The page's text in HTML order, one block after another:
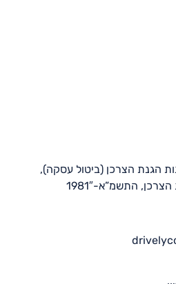
הגנת הצרכן (ביטול עסקה),